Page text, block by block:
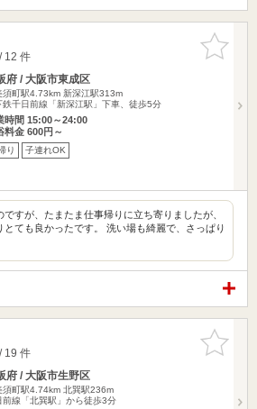
お気に入
りに追加
12 件
府 / 大阪市東成区
須町駅4.73km 新深江駅313m
鉄千日前線「新深江駅」下車、徒歩5分
時間 15:00～24:00
料金 600円～
り 子連れOK
ですが、たまたま仕事帰りに立ち寄りましたが、
とても良かったです。 洗い場も綺麗で、さっぱり
お気に入
りに追加
19 件
府 / 大阪市生野区
須町駅4.74km 北巽駅236m
前線「北巽駅」から徒歩3分